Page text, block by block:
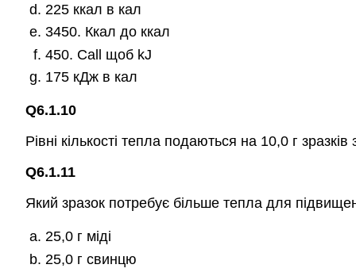
225 ккал в кал
3450. Ккал до ккал
450. Call щоб kJ
175 кДж в кал
Q6.1.10
Рівні кількості тепла подаються на 10,0 г
Q6.1.11
Який зразок потребує більше тепла для
25,0 г міді
25,0 г свинцю